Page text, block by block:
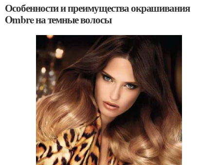
Особенности и преимущества окрашивания
Ombre на темные волосы